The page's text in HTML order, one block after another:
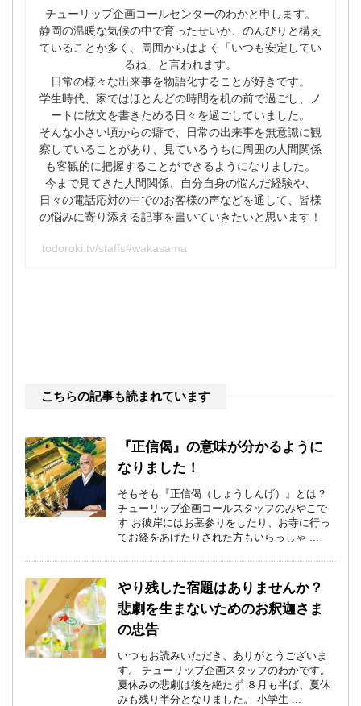
チューリップ企画コールセンターのわかと申します。
静岡の温暖な気候の中で育ったせいか、のんびりと構え
ていることが多く、周囲からはよく「いつも安定してい
るね」と言われます。
日常の様々な出来事を物語化することが好きです。
学生時代、家ではほとんどの時間を机の前で過ごし、ノ
ートに散文を書きためる日々を過ごしていました。
そんな小さい頃からの癖で、日常の出来事を無意識に観
察していることがあり、見ているうちに周囲の人間関係
も客観的に把握することができるようになりました。
今まで見てきた人間関係、自分自身の悩んだ経験や、
日々の電話応対の中でのお客様の声などを通して、皆様
の悩みに寄り添える記事を書いていきたいと思います！
todoroki.tv/staffs#wakasama
こちらの記事も読まれています
『正信偈』の意味が分かるように
なりました！
そもそも『正信偈（しょうしんげ）』とは？
チューリップ企画コールスタッフのみやこで
す お彼岸にはお墓参りをしたり、お寺に行っ
てお経をあげたりされた方もいらっしゃ ...
やり残した宿題はありませんか？
悲劇を生まないためのお釈迦さま
の忠告
いつもお読みいただき、ありがとうございま
す。 チューリップ企画スタッフのわかです。
夏休みの悲劇は後を絶たず ８月も半ば、夏休
みも残り半分となりました。 小学生 ...